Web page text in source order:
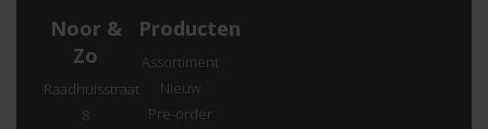
Noor &
Zo
Raadhuisstraat
8
Producten
Assortiment
Nieuw
Pre-order